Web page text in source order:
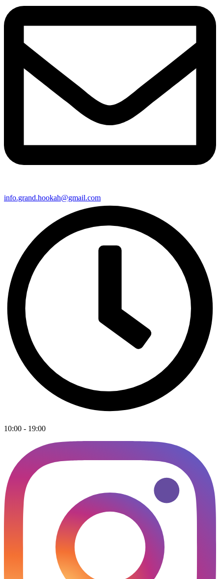
info.grand.hookah@gmail.com
10:00 - 19:00